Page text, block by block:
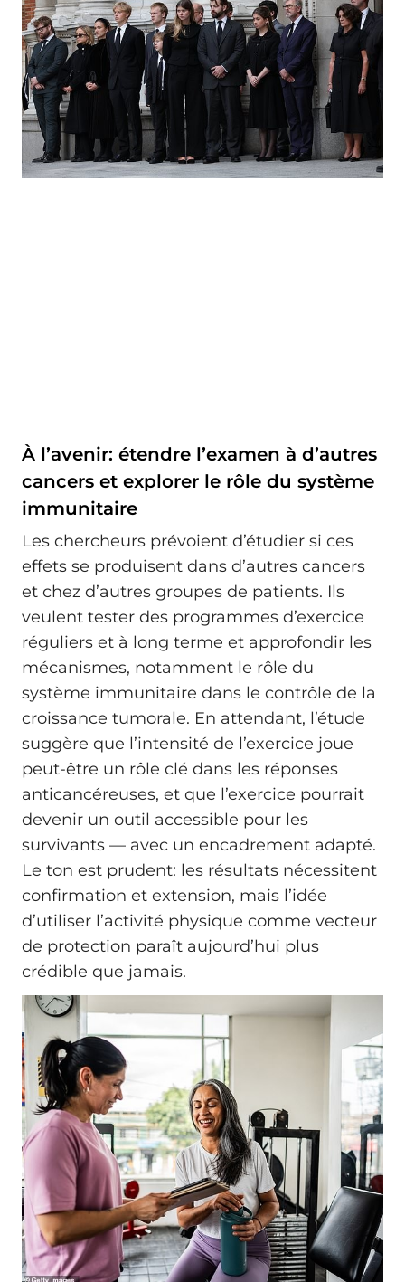
À l’avenir: étendre l’examen à d’autres
cancers et explorer le rôle du système
immunitaire
Les chercheurs prévoient d’étudier si ces
effets se produisent dans d’autres cancers
et chez d’autres groupes de patients. Ils
veulent tester des programmes d’exercice
réguliers et à long terme et approfondir les
mécanismes, notamment le rôle du
système immunitaire dans le contrôle de la
croissance tumorale. En attendant, l’étude
suggère que l’intensité de l’exercice joue
peut-être un rôle clé dans les réponses
anticancéreuses, et que l’exercice pourrait
devenir un outil accessible pour les
survivants — avec un encadrement adapté.
Le ton est prudent: les résultats nécessitent
confirmation et extension, mais l’idée
d’utiliser l’activité physique comme vecteur
de protection paraît aujourd’hui plus
crédible que jamais.